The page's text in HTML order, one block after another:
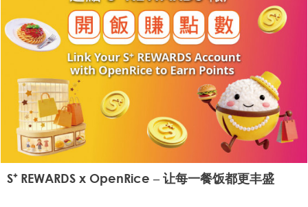
S⁺ REWARDS x OpenRice – 让每一餐饭都更丰盛